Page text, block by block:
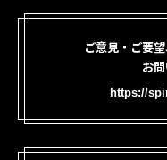
ご意見・ご要
お
https://